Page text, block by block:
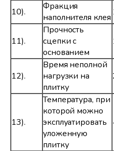
10).
Фракция
наполнителя клея
11).
Прочность
сцепки с
основанием
12).
Время неполной
нагрузки на
плитку
13).
Температура, при
которой можно
эксплуатировать
уложенную
плитку